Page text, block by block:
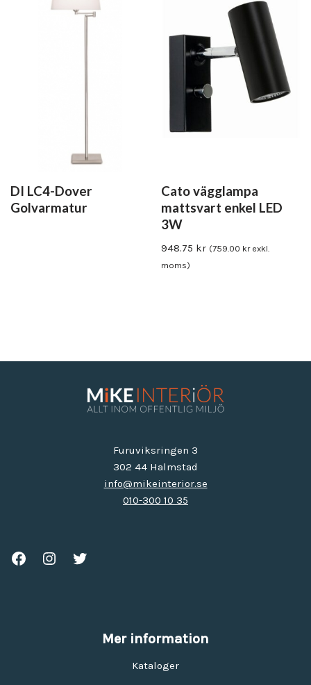
DI LC4-Dover
Golvarmatur
Cato vägglampa
mattsvart enkel LED
3W
948.75 kr (759.00 krexkl.
moms)
Furuviksringen 3
302 44 Halmstad
info@mikeinterior.se
010-300 10 35
Mer information
Kataloger